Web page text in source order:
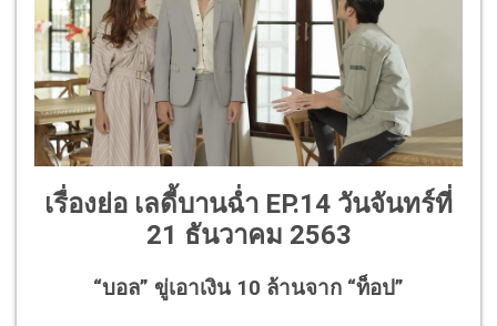
เรื่องย่อ เลดี้บานฉ่ำ EP.14 วันจันทร์ที่
21 ธันวาคม 2563
“บอล” ขู่เอาเงิน 10 ล้านจาก “ท็อป”